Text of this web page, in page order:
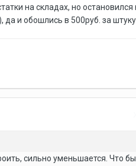
на складах, но остановился
да и обошлись в 500руб. за штуку.
сильно уменьшается. Что